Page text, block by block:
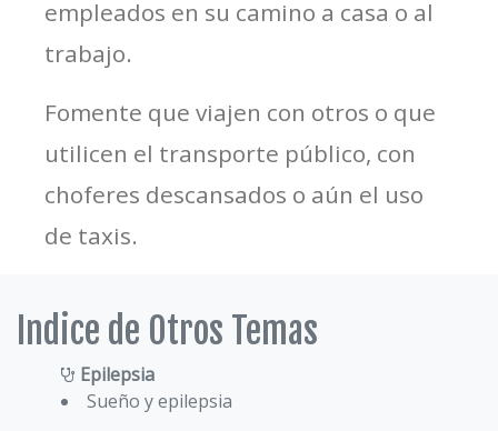
empleados en su camino a casa o al
trabajo.
Fomente que viajen con otros o que
utilicen el transporte público, con
choferes descansados o aún el uso
de taxis.
Indice de Otros Temas
Epilepsia
Sueño y epilepsia